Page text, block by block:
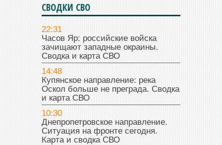
СВОДКИ СВО
22:31
Часов Яр: российские войска
зачищают западные окраины.
Сводка и карта СВО
14:48
Купянское направление: река
Оскол больше не преграда. Сводка
и карта СВО
10:30
Днепропетровское направление.
Ситуация на фронте сегодня.
Карта и сводка СВО